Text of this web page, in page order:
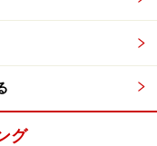
グ